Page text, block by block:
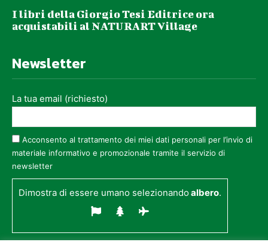
I libri della Giorgio Tesi Editrice ora
acquistabili al NATURART Village
Newsletter
La tua email (richiesto)
Acconsento al trattamento dei miei dati personali per l’invio di
materiale informativo e promozionale tramite il servizio di
newsletter
Dimostra di essere umano selezionandoalbero.